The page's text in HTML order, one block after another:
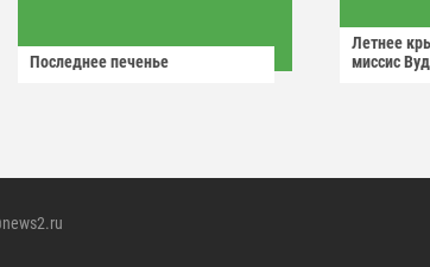
Последнее печенье
Летнее
миссис Вуд